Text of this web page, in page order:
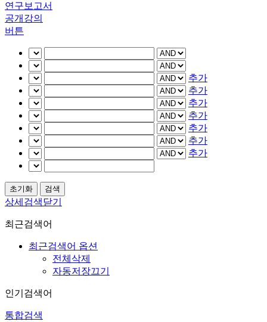
연구보고서
공개강의
버튼
추가
추가
추가
추가
추가
추가
추가
상세검색닫기
최근검색어
최근검색어 옵션
전체삭제
자동저장끄기
인기검색어
통합검색